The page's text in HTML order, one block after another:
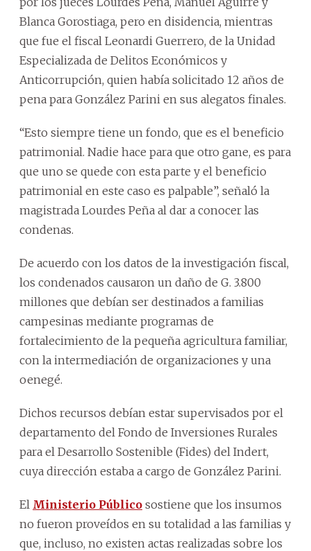
Blanca Gorostiaga, pero en disidencia, mientras
que fue el fiscal Leonardi Guerrero, de la Unidad
Especializada de Delitos Económicos y
Anticorrupción, quien había solicitado 12 años de
pena para González Parini en sus alegatos finales.
“Esto siempre tiene un fondo, que es el beneficio
patrimonial. Nadie hace para que otro gane, es para
que uno se quede con esta parte y el beneficio
patrimonial en este caso es palpable”, señaló la
magistrada Lourdes Peña al dar a conocer las
condenas.
De acuerdo con los datos de la investigación fiscal,
los condenados causaron un daño de G. 3.800
millones que debían ser destinados a familias
campesinas mediante programas de
fortalecimiento de la pequeña agricultura familiar,
con la intermediación de organizaciones y una
oenegé.
Dichos recursos debían estar supervisados por el
departamento del Fondo de Inversiones Rurales
para el Desarrollo Sostenible (Fides) del Indert,
cuya dirección estaba a cargo de González Parini.
El Ministerio Público sostiene que los insumos
no fueron proveídos en su totalidad a las familias y
que, incluso, no existen actas realizadas sobre los